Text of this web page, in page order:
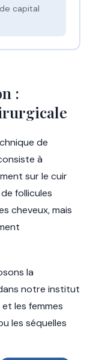
capital
:
de
à
sur le cuir
follicules
cheveux, mais
la
notre institut
les femmes
les séquelles